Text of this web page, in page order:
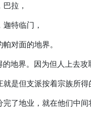
拉，
特临门，
对面的地界。
地界。因为但人上去
是但支派按着宗族所得
了地业，就在他们中间